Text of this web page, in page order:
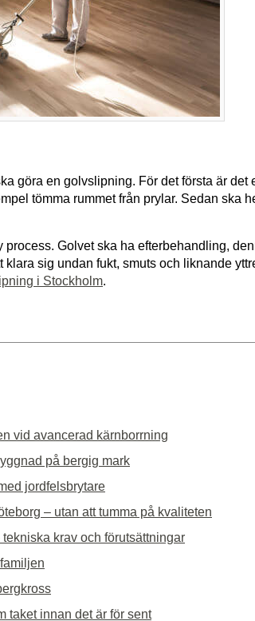
göra en golvslipning. För det första är det
tömma rummet från prylar. Sedan ska
Golvet ska ha efterbehandling,
sig undan fukt, smuts och liknande
i Stockholm.
vid avancerad kärnborrning
på bergig mark
jordfelsbrytare
– utan att tumma på kvaliteten
krav och förutsättningar
taket innan det är för sent